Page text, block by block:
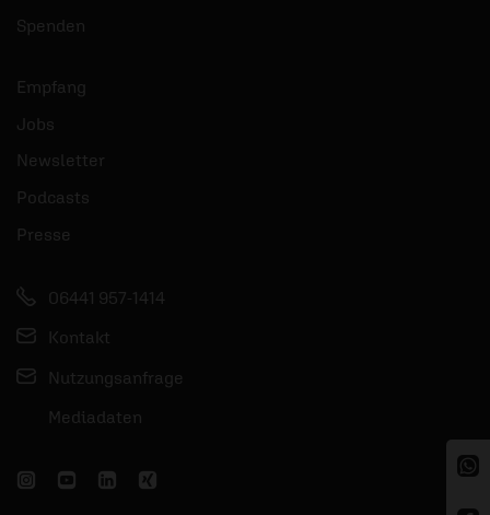
Spenden
Empfang
Jobs
Newsletter
Podcasts
Presse
06441 957-1414
Kontakt
Nutzungsanfrage
Mediadaten